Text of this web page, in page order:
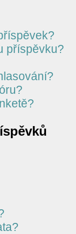
příspěvku?